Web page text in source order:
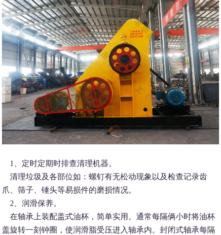
1、定时定期时排查清理机器。
清理垃圾及各部位如：螺钉有无松动现象以及检查记录齿
爪、筛子、锤头等易损件的磨损情况。
2、润滑保养。
在轴承上装配盖式油杯，简单实用。通常每隔俩小时将油杯
盖旋转一刻钟圈，使润滑脂受压进入轴承内。封闭式轴承每隔